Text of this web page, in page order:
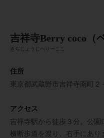
吉祥寺Berry coco（
きちじょうじべりーここ
住所
東京都武蔵野市吉祥寺南町２
アクセス
吉祥寺駅から徒歩３分。公
横断歩道を渡り、右手にあり